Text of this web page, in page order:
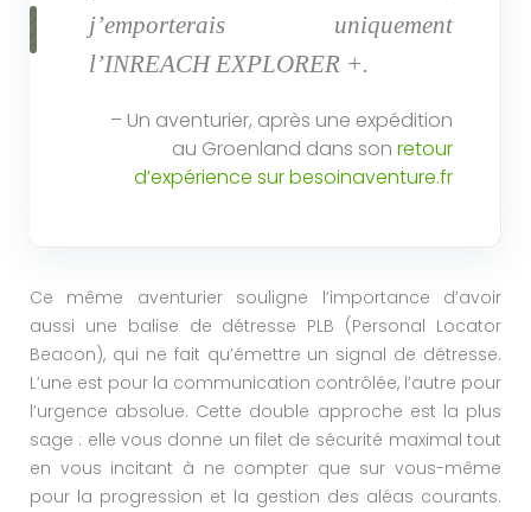
j’emporterais uniquement
l’INREACH EXPLORER +.
– Un aventurier, après une expédition
au Groenland dans son retour
d’expérience sur besoinaventure.fr
Ce même aventurier souligne l’importance d’avoir
aussi une balise de détresse PLB (Personal Locator
Beacon), qui ne fait qu’émettre un signal de détresse.
L’une est pour la communication contrôlée, l’autre pour
l’urgence absolue. Cette double approche est la plus
sage : elle vous donne un filet de sécurité maximal tout
en vous incitant à ne compter que sur vous-même
pour la progression et la gestion des aléas courants.